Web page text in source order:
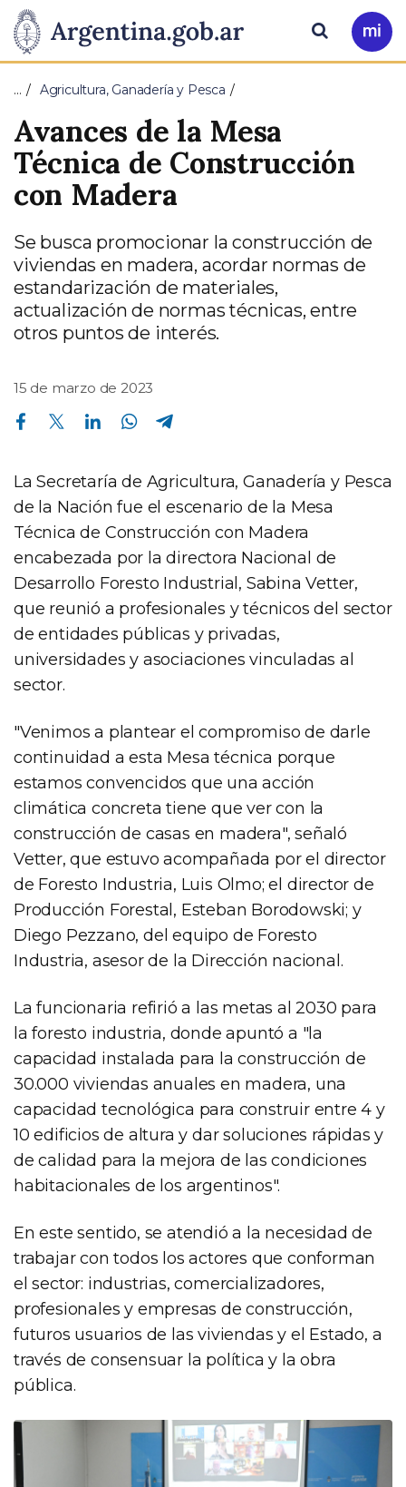
Presidencia
de
Nación
Pasar al contenido principal
Ir
a
Buscar
… Agricultura, Ganadería y Pesca
Avances de la Mesa
Técnica de Construcción
con Madera
Se busca promocionar la construcción de
viviendas en madera, acordar normas de
estandarización de materiales,
actualización de normas técnicas, entre
otros puntos de interés.
15 de marzo de 2023
Compartir en Facebook Compartir en Twitter Compartir en Linkedin Compartir en Whatsapp
La Secretaría de Agricultura, Ganadería y Pesca
de la Nación fue el escenario de la Mesa
Técnica de Construcción con Madera
encabezada por la directora Nacional de
Desarrollo Foresto Industrial, Sabina Vetter,
que reunió a profesionales y técnicos del sector
de entidades públicas y privadas,
universidades y asociaciones vinculadas al
sector.
"Venimos a plantear el compromiso de darle
continuidad a esta Mesa técnica porque
estamos convencidos que una acción
climática concreta tiene que ver con la
construcción de casas en madera", señaló
Vetter, que estuvo acompañada por el director
de Foresto Industria, Luis Olmo; el director de
Producción Forestal, Esteban Borodowski; y
Diego Pezzano, del equipo de Foresto
Industria, asesor de la Dirección nacional.
La funcionaria refirió a las metas al 2030 para
la foresto industria, donde apuntó a "la
capacidad instalada para la construcción de
30.000 viviendas anuales en madera, una
capacidad tecnológica para construir entre 4 y
10 edificios de altura y dar soluciones rápidas y
de calidad para la mejora de las condiciones
habitacionales de los argentinos".
En este sentido, se atendió a la necesidad de
trabajar con todos los actores que conforman
el sector: industrias, comercializadores,
profesionales y empresas de construcción,
futuros usuarios de las viviendas y el Estado, a
través de consensuar la política y la obra
pública.